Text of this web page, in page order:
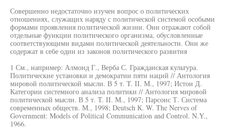
Совершенно недостаточно изучен вопрос о политических
отношениях, служащих наряду с политической системой особыми
формами проявления политической жизни. Они отражают собой
отдельные функции политического организма, обусловленные
соответствующими видами политической деятельности. Они же
содержат в себе один из законов политического развития
1 См., например: Алмонд Г., Верба С. Гражданская культура.
Политические установки и демократии пяти наций // Антология
мировой политической мысли. В 5 т. T. II. М., 1997; Истон Д.
Категории системного анализа политики // Антология мировой
политической мысли. В 5 т. T. II. М., 1997; Парсонс Т. Система
современных обществ. М., 1998; Deutsch К. W. The Nerves of
Government: Models of Political Communication and Control. N.Y.,
1966.